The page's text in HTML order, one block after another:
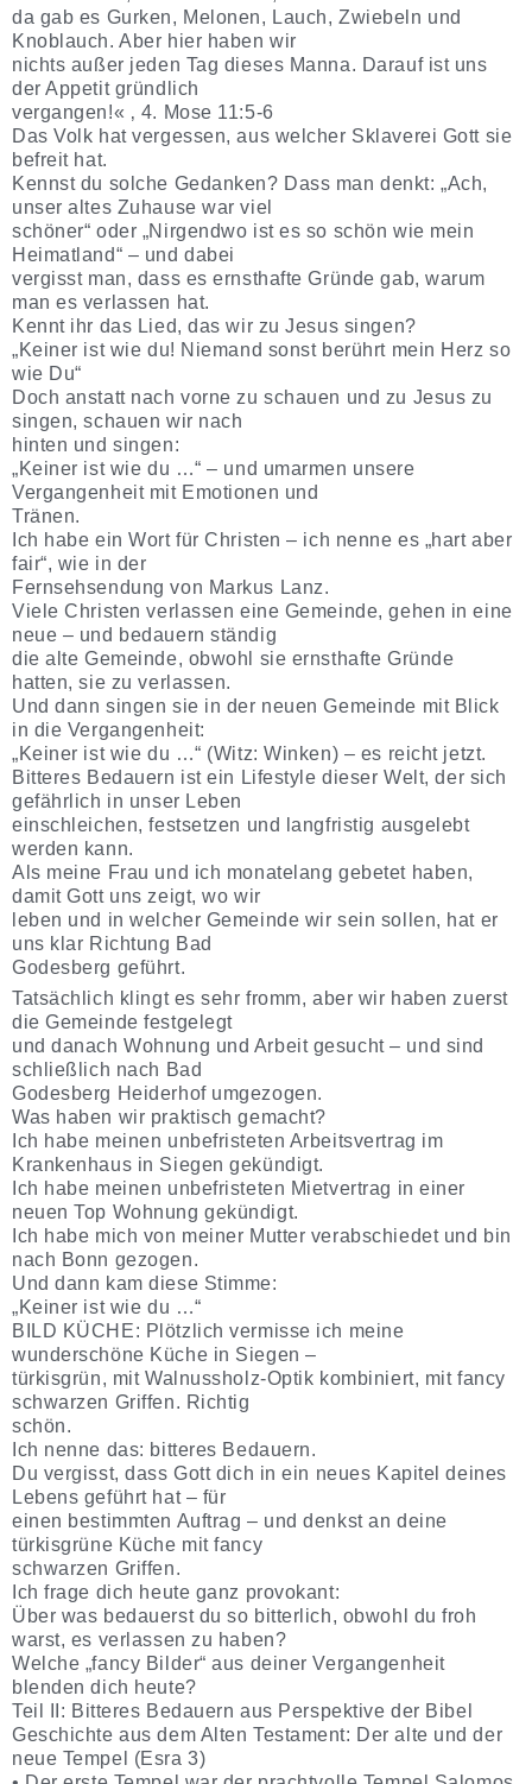
da gab es Gurken, Melonen, Lauch, Zwiebeln und
Knoblauch. Aber hier haben wir
nichts außer jeden Tag dieses Manna. Darauf ist uns
der Appetit gründlich
vergangen!« ‚ 4. Mose 11:5-6
Das Volk hat vergessen, aus welcher Sklaverei Gott sie
befreit hat.
Kennst du solche Gedanken? Dass man denkt: „Ach,
unser altes Zuhause war viel
schöner“ oder „Nirgendwo ist es so schön wie mein
Heimatland“ – und dabei
vergisst man, dass es ernsthafte Gründe gab, warum
man es verlassen hat.
Kennt ihr das Lied, das wir zu Jesus singen?
„Keiner ist wie du! Niemand sonst berührt mein Herz so
wie Du“
Doch anstatt nach vorne zu schauen und zu Jesus zu
singen, schauen wir nach
hinten und singen:
„Keiner ist wie du …“ – und umarmen unsere
Vergangenheit mit Emotionen und
Tränen.
Ich habe ein Wort für Christen – ich nenne es „hart aber
fair“, wie in der
Fernsehsendung von Markus Lanz.
Viele Christen verlassen eine Gemeinde, gehen in eine
neue – und bedauern ständig
die alte Gemeinde, obwohl sie ernsthafte Gründe
hatten, sie zu verlassen.
Und dann singen sie in der neuen Gemeinde mit Blick
in die Vergangenheit:
„Keiner ist wie du …“ (Witz: Winken) – es reicht jetzt.
Bitteres Bedauern ist ein Lifestyle dieser Welt, der sich
gefährlich in unser Leben
einschleichen, festsetzen und langfristig ausgelebt
werden kann.
Als meine Frau und ich monatelang gebetet haben,
damit Gott uns zeigt, wo wir
leben und in welcher Gemeinde wir sein sollen, hat er
uns klar Richtung Bad
Godesberg geführt.
Tatsächlich klingt es sehr fromm, aber wir haben zuerst
die Gemeinde festgelegt
und danach Wohnung und Arbeit gesucht – und sind
schließlich nach Bad
Godesberg Heiderhof umgezogen.
Was haben wir praktisch gemacht?
Ich habe meinen unbefristeten Arbeitsvertrag im
Krankenhaus in Siegen gekündigt.
Ich habe meinen unbefristeten Mietvertrag in einer
neuen Top Wohnung gekündigt.
Ich habe mich von meiner Mutter verabschiedet und bin
nach Bonn gezogen.
Und dann kam diese Stimme:
„Keiner ist wie du …“
BILD KÜCHE: Plötzlich vermisse ich meine
wunderschöne Küche in Siegen –
türkisgrün, mit Walnussholz-Optik kombiniert, mit fancy
schwarzen Griffen. Richtig
schön.
Ich nenne das: bitteres Bedauern.
Du vergisst, dass Gott dich in ein neues Kapitel deines
Lebens geführt hat – für
einen bestimmten Auftrag – und denkst an deine
türkisgrüne Küche mit fancy
schwarzen Griffen.
Ich frage dich heute ganz provokant:
Über was bedauerst du so bitterlich, obwohl du froh
warst, es verlassen zu haben?
Welche „fancy Bilder“ aus deiner Vergangenheit
blenden dich heute?
Teil II: Bitteres Bedauern aus Perspektive der Bibel
Geschichte aus dem Alten Testament: Der alte und der
neue Tempel (Esra 3)